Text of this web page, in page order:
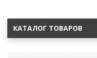
КАТАЛОГ ТОВАРОВ